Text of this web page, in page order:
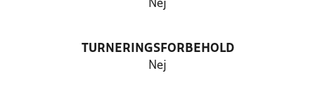
Nej
TURNERINGSFORBEHOLD
Nej